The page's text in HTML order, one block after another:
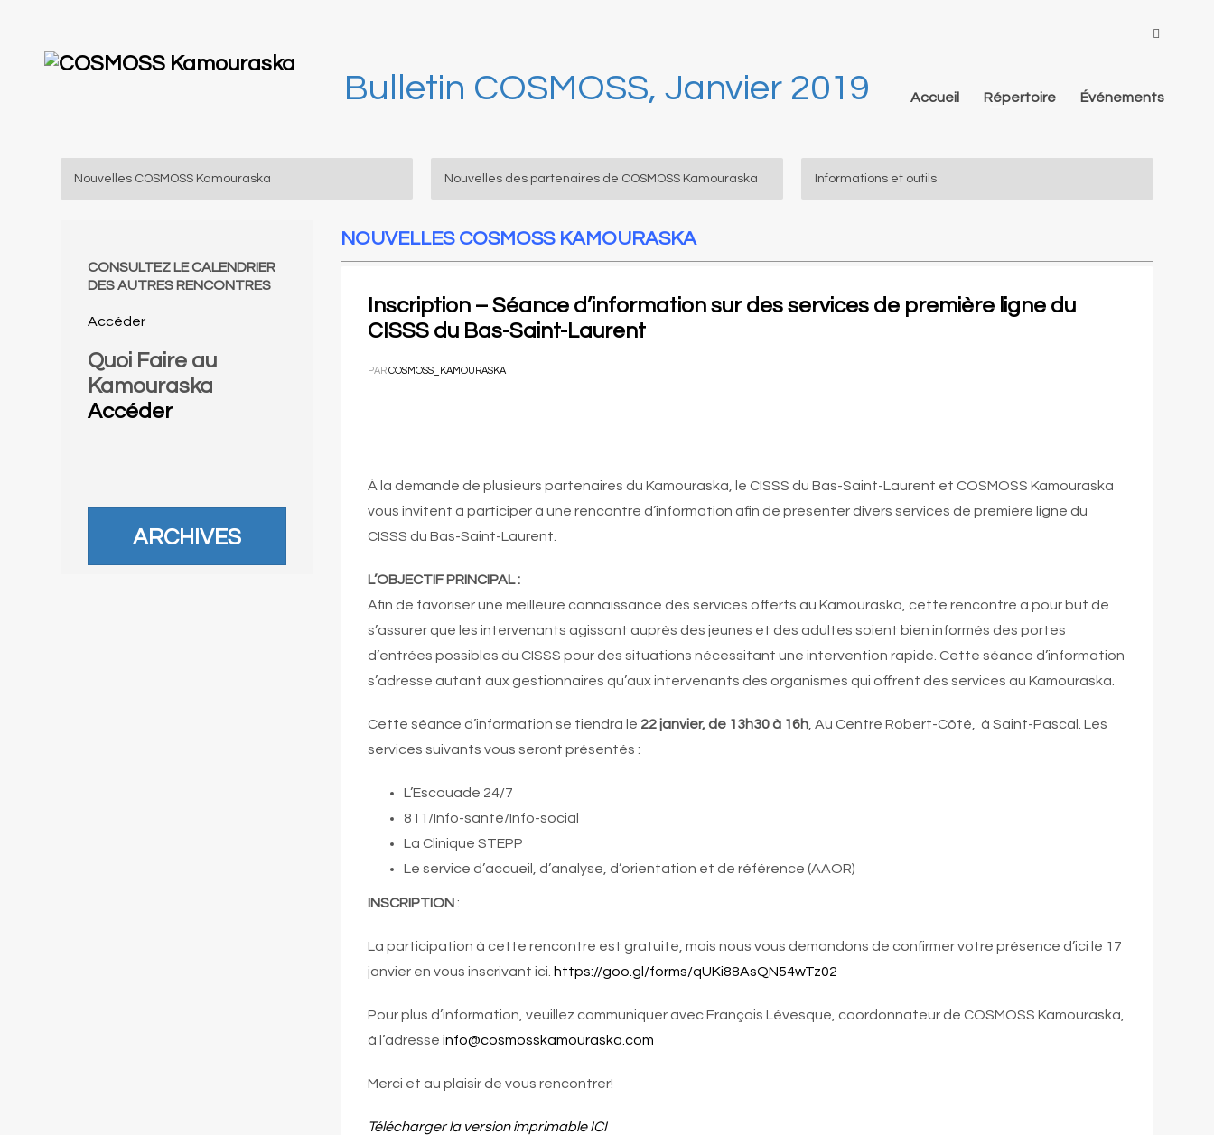
Accueil Répertoire Événements
Bulletin COSMOSS, Janvier 2019
Nouvelles COSMOSS Kamouraska Nouvelles des partenaires de COSMOSS Kamouraska Informations et outils
CONSULTEZ LE CALENDRIER
DES AUTRES RENCONTRES
Accéder
Quoi Faire au
Kamouraska
Accéder
ARCHIVES
NOUVELLES COSMOSS KAMOURASKA
Inscription – Séance d’information sur des services de première ligne du
CISSS du Bas-Saint-Laurent
PARCOSMOSS_KAMOURASKA
À la demande de plusieurs partenaires du Kamouraska, le CISSS du Bas-Saint-Laurent et COSMOSS Kamouraska
vous invitent à participer à une rencontre d’information afin de présenter divers services de première ligne du
CISSS du Bas-Saint-Laurent.
L’OBJECTIF PRINCIPAL :
Afin de favoriser une meilleure connaissance des services offerts au Kamouraska, cette rencontre a pour but de
s’assurer que les intervenants agissant auprès des jeunes et des adultes soient bien informés des portes
d’entrées possibles du CISSS pour des situations nécessitant une intervention rapide. Cette séance d’information
s’adresse autant aux gestionnaires qu’aux intervenants des organismes qui offrent des services au Kamouraska.
Cette séance d’information se tiendra le 22 janvier, de 13h30 à 16h , Au Centre Robert-Côté, à Saint-Pascal. Les
services suivants vous seront présentés :
L’Escouade 24/7
811/Info-santé/Info-social
La Clinique STEPP
Le service d’accueil, d’analyse, d’orientation et de référence (AAOR)
INSCRIPTION:
La participation à cette rencontre est gratuite, mais nous vous demandons de confirmer votre présence d’ici le 17
janvier en vous inscrivant ici. https://goo.gl/forms/qUKi88AsQN54wTz02
Pour plus d’information, veuillez communiquer avec François Lévesque, coordonnateur de COSMOSS Kamouraska,
à l’adresse info@cosmosskamouraska.com
Merci et au plaisir de vous rencontrer!
Télécharger la version imprimable ICI